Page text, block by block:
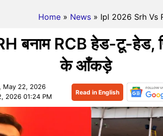
Home » News » Ipl 2026 Srh Vs
बनाम RCB हेड-टू-हेड,
के आँकड़े
May 22, 2026
2026 01:24 PM
Read in English